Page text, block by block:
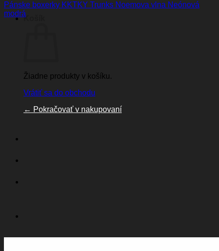
Košík
Žiadne produkty v košíku.
Vrátiť sa do obchodu
← Pokračovať v nakupovaní
Pánske boxerky KKTKY Trunks Noemova vlna Neónová
modrá